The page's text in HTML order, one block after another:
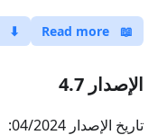
📖
Read more
⬇
الإصدار 4.7
تاريخ الإصدار 04/2024: